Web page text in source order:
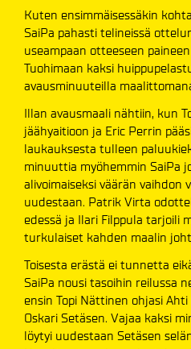
Kuten ensimmäisessäkin
SaiPa pahasti telineissä
useampaan otteeseen
Tuohimaan kaksi
avausminuuteilla
Illan avausmaali nähtiin, kun
jäähyaitioon ja Eric Perrin
laukauksesta tulleen
minuuttia myöhemmin SaiPa
alivoimaiseksi väärän vaihdon
uudestaan. Patrik Virta
edessä ja Ilari Filppula tarjoili
turkulaiset kahden maalin
Toisesta erästä ei tunnetta
SaiPa nousi tasoihin reilussa
ensin Topi Nättinen ohjasi
Oskari Setäsen. Vajaa kaksi
löytyi uudestaan Setäsen